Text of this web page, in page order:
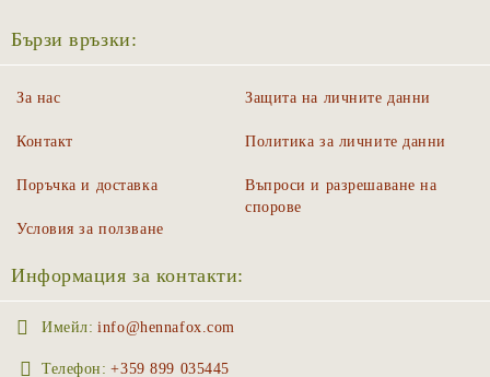
Бързи връзки:
За нас
Контакт
Поръчка и доставка
Условия за ползване
Защита на личните данни
Политика за личните данни
Въпроси и разрешаване на
спорове
Информация за контакти:
Имейл: info@hennafox.com
Телефон: +359 899 035445